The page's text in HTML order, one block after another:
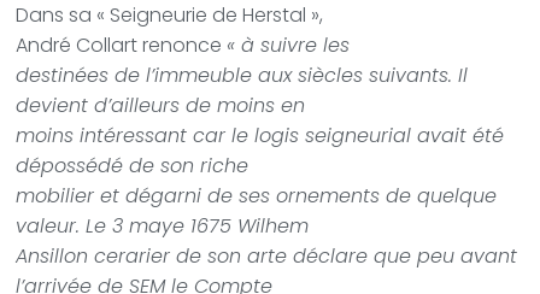
Dans sa « Seigneurie de Herstal »,
André Collart renonce « à suivre les
destinées de l’immeuble aux siècles suivants. Il
devient d’ailleurs de moins en
moins intéressant car le logis seigneurial avait été
dépossédé de son riche
mobilier et dégarni de ses ornements de quelque
valeur. Le 3 maye 1675 Wilhem
Ansillon cerarier de son arte déclare que peu avant
l’arrivée de SEM le Compte